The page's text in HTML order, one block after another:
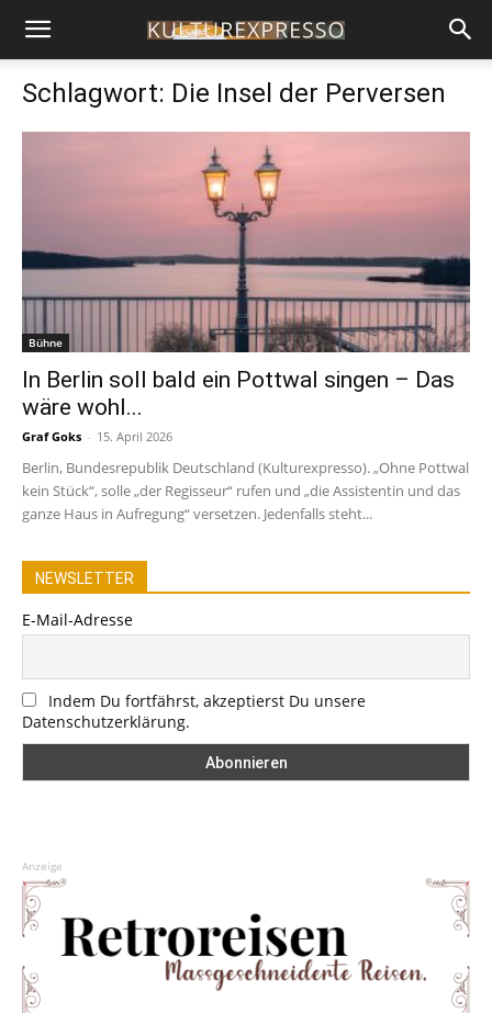
Schlagwort: Die Insel der Perversen
Bühne
In Berlin soll bald ein Pottwal singen – Das
wäre wohl...
Graf Goks - 15. April 2026
Berlin, Bundesrepublik Deutschland (Kulturexpresso). „Ohne Pottwal
kein Stück“, solle „der Regisseur“ rufen und „die Assistentin und das
ganze Haus in Aufregung“ versetzen. Jedenfalls steht...
NEWSLETTER
E-Mail-Adresse
Indem Du fortfährst, akzeptierst Du unsere
Datenschutzerklärung.
Anzeige